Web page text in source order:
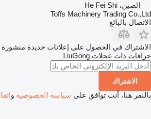
الصين، He Fei Shi
Toffs Machinery Trading Co.,Ltd
الاتصال بالبائع
الاشتراك في الحصول على إعلانات جديدة
جرافات ذات عجلات LiuGong
الاشتراك
بالنقر هنا، أنت توافق على سياسة الخصوصية و